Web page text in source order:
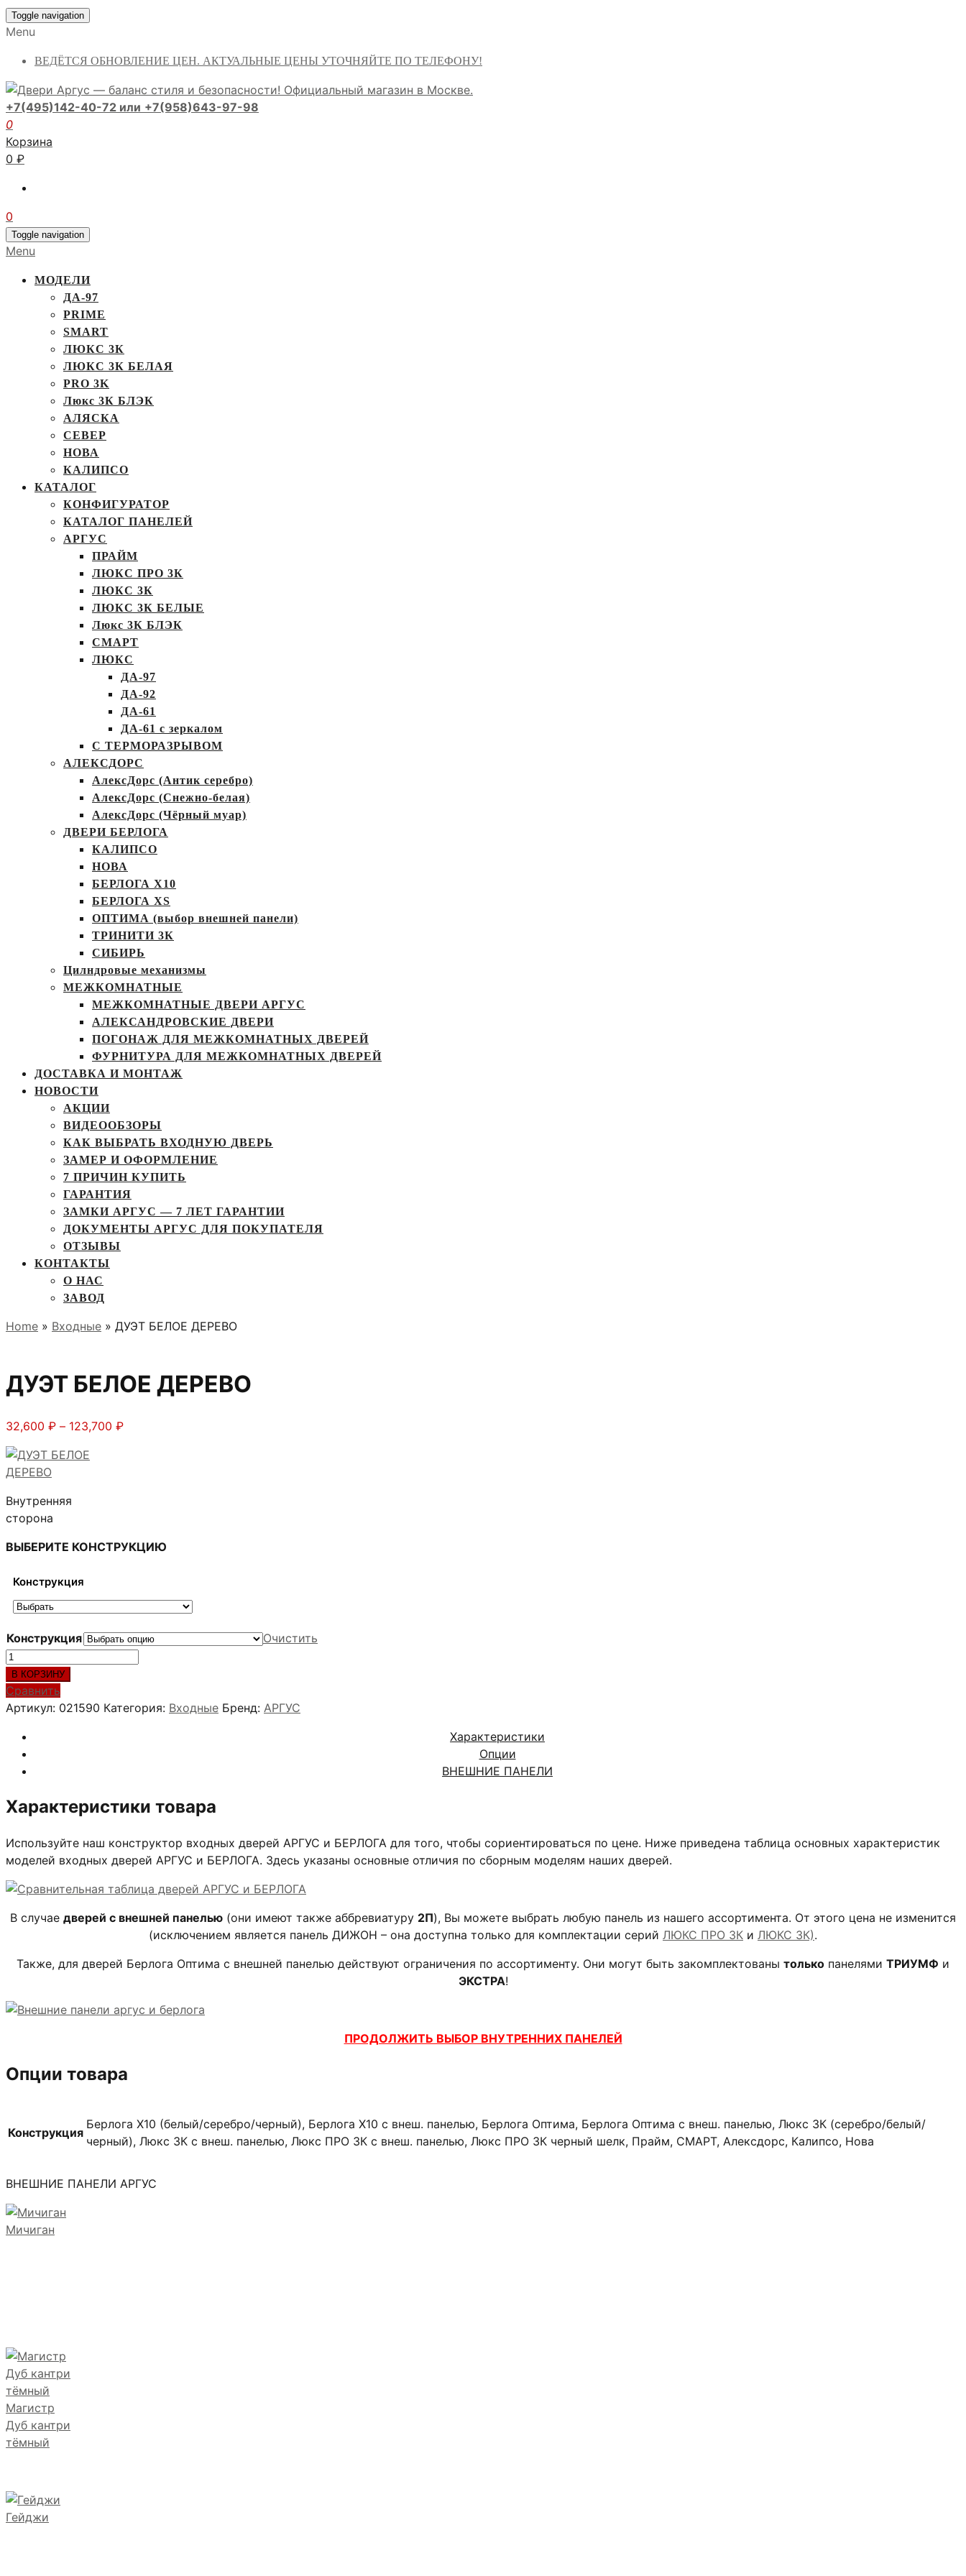
Toggle navigation
Menu
ВЕДЁТСЯ ОБНОВЛЕНИЕ ЦЕН. АКТУАЛЬНЫЕ ЦЕНЫ УТОЧНЯЙТЕ ПО ТЕЛЕФОНУ!
+7(495)142-40-72 или +7(958)643-97-98
0
Корзина
0 ₽
0
Toggle navigation
Menu
МОДЕЛИ
ДА-97
PRIME
SMART
ЛЮКС 3К
ЛЮКС 3К БЕЛАЯ
PRO 3K
Люкс 3К БЛЭК
АЛЯСКА
СЕВЕР
НОВА
КАЛИПСО
КАТАЛОГ
КОНФИГУРАТОР
КАТАЛОГ ПАНЕЛЕЙ
АРГУС
ПРАЙМ
ЛЮКС ПРО 3К
ЛЮКС 3К
ЛЮКС 3К БЕЛЫЕ
Люкс 3К БЛЭК
СМАРТ
ЛЮКС
ДА-97
ДА-92
ДА-61
ДА-61 с зеркалом
С ТЕРМОРАЗРЫВОМ
АЛЕКСДОРС
АлексДорс (Антик серебро)
АлексДорс (Снежно-белая)
АлексДорс (Чёрный муар)
ДВЕРИ БЕРЛОГА
КАЛИПСО
НОВА
БЕРЛОГА Х10
БЕРЛОГА XS
ОПТИМА (выбор внешней панели)
ТРИНИТИ 3К
СИБИРЬ
Цилндровые механизмы
МЕЖКОМНАТНЫЕ
МЕЖКОМНАТНЫЕ ДВЕРИ АРГУС
АЛЕКСАНДРОВСКИЕ ДВЕРИ
ПОГОНАЖ ДЛЯ МЕЖКОМНАТНЫХ ДВЕРЕЙ
ФУРНИТУРА ДЛЯ МЕЖКОМНАТНЫХ ДВЕРЕЙ
ДОСТАВКА И МОНТАЖ
НОВОСТИ
АКЦИИ
ВИДЕООБЗОРЫ
КАК ВЫБРАТЬ ВХОДНУЮ ДВЕРЬ
ЗАМЕР И ОФОРМЛЕНИЕ
7 ПРИЧИН КУПИТЬ
ГАРАНТИЯ
ЗАМКИ АРГУС — 7 ЛЕТ ГАРАНТИИ
ДОКУМЕНТЫ АРГУС ДЛЯ ПОКУПАТЕЛЯ
ОТЗЫВЫ
КОНТАКТЫ
О НАС
ЗАВОД
Home » Входные » ДУЭТ БЕЛОЕ ДЕРЕВО
ДУЭТ БЕЛОЕ ДЕРЕВО
32,600 ₽ – 123,700 ₽Диапазон
Внутренняя
сторона
ВЫБЕРИТЕ КОНСТРУКЦИЮ
Конструкция
Конструкция
Очистить
Количество
товара
ДУЭТ
БЕЛОЕ
В КОРЗИНУ
Сравнить
Артикул: 021590 Категория: Входные Бренд: АРГУС
Характеристики
Опции
ВНЕШНИЕ ПАНЕЛИ
Характеристики товара
Используйте наш конструктор входных дверей АРГУС и БЕРЛОГА для того, чтобы сориентироваться по цене. Ниже приведена таблица основных характеристик
моделей входных дверей АРГУС и БЕРЛОГА. Здесь указаны основные отличия по сборным моделям наших дверей.
В случае дверей с внешней панелью (они имеют также аббревиатуру 2П), Вы можете выбрать любую панель из нашего ассортимента. От этого цена не изменится
(исключением является панель ДИЖОН – она доступна только для комплектации серий ЛЮКС ПРО 3К и ЛЮКС 3К).
Также, для дверей Берлога Оптима с внешней панелью действуют ограничения по ассортименту. Они могут быть закомплектованы только панелями ТРИУМФ и
ЭКСТРА!
ПРОДОЛЖИТЬ ВЫБОР ВНУТРЕННИХ ПАНЕЛЕЙ
Опции товара
Конструкция
Берлога X10 (белый/серебро/черный), Берлога X10 с внеш. панелью, Берлога Оптима, Берлога Оптима с внеш. панелью, Люкс 3К (серебро/белый/
черный), Люкс 3К с внеш. панелью, Люкс ПРО 3К с внеш. панелью, Люкс ПРО 3К черный шелк, Прайм, СМАРТ, Алексдорс, Калипсо, Нова
ВНЕШНИЕ ПАНЕЛИ АРГУС
Мичиган
Магистр
Дуб кантри
тёмный
Гейджи